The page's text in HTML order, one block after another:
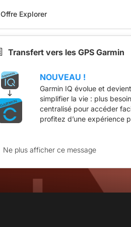
Offre Explorer
Transfert vers les GPS Garmin
NOUVEAU !
Garmin IQ évolue et
simplifier la vie : plus
centralisé pour accéder
profitez d’une expérience
Ne plus afficher ce message